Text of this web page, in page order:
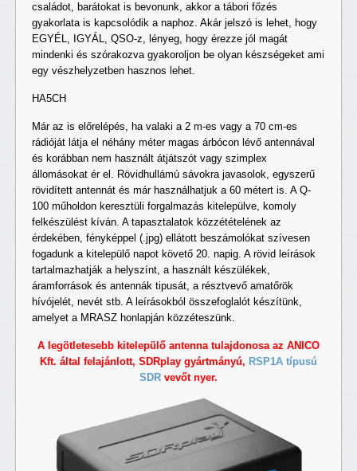
családot, barátokat is bevonunk, akkor a tábori főzés
gyakorlata is kapcsolódik a naphoz. Akár jelszó is lehet, hogy
EGYÉL, IGYÁL, QSO-z, lényeg, hogy érezze jól magát
mindenki és szórakozva gyakoroljon be olyan készségeket ami
egy vészhelyzetben hasznos lehet.
HA5CH
Már az is előrelépés, ha valaki a 2 m-es vagy a 70 cm-es
rádióját látja el néhány méter magas árbócon lévő antennával
és korábban nem használt átjátszót vagy szimplex
állomásokat ér el. Rövidhullámú sávokra javasolok, egyszerű
rövidített antennát és már használhatjuk a 60 métert is. A Q-
100 műholdon keresztüli forgalmazás kitelepülve, komoly
felkészülést kíván. A tapasztalatok közzétételének az
érdekében, fényképpel (.jpg) ellátott beszámolókat szívesen
fogadunk a kitelepülő napot követő 20. napig. A rövid leírások
tartalmazhatják a helyszínt, a használt készülékek,
áramforrások és antennák tipusát, a résztvevő amatőrök
hívójelét, nevét stb. A leírásokból összefoglalót készítünk,
amelyet a MRASZ honlapján közzéteszünk.
A legötletesebb kitelepülő antenna tulajdonosa az ANICO
Kft. által felajánlott, SDRplay gyártmányú, RSP1A típusú
SDR vevőt nyer.